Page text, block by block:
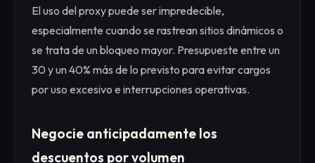
El uso del proxy puede ser impredecible,
especialmente cuando se rastrean sitios dinámicos o
se trata de un bloqueo mayor. Presupueste entre un
30 y un 40% más de lo previsto para evitar cargos
por uso excesivo e interrupciones operativas.
Negocie anticipadamente los
descuentos por volumen